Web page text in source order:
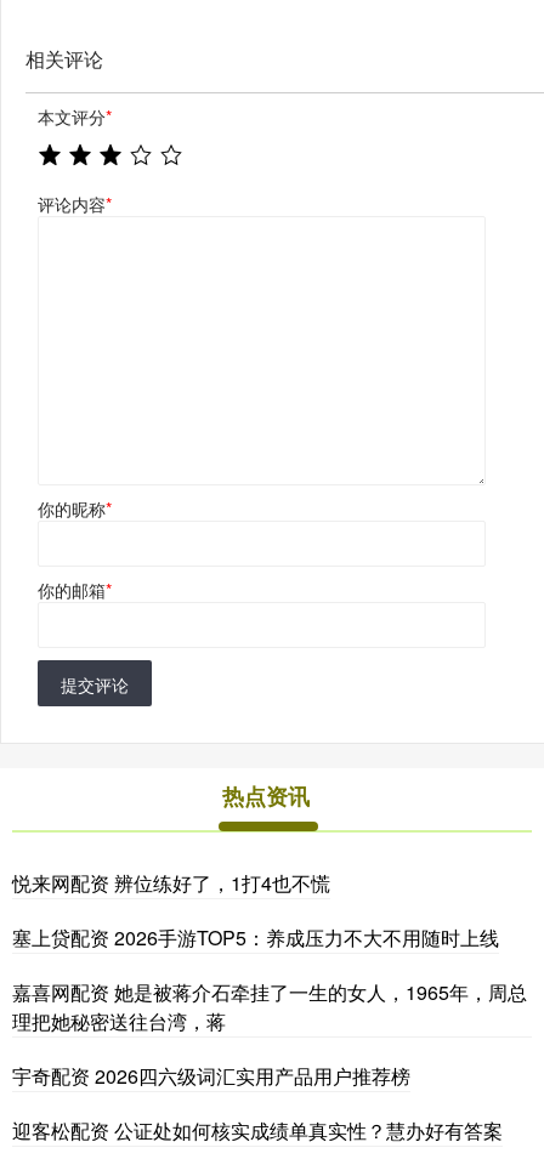
相关评论
本文评分*
评论内容*
你的昵称*
你的邮箱*
提交评论
热点资讯
悦来网配资 辨位练好了，1打4也不慌
塞上贷配资 2026手游TOP5：养成压力不大不用随时上线
嘉喜网配资 她是被蒋介石牵挂了一生的女人，1965年，周总
理把她秘密送往台湾，蒋
宇奇配资 2026四六级词汇实用产品用户推荐榜
迎客松配资 公证处如何核实成绩单真实性？慧办好有答案